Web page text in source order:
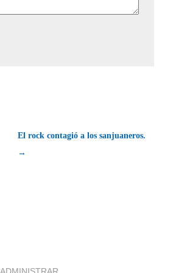
El rock contagió a los sanjuaneros.
→
ADMINISTRAR